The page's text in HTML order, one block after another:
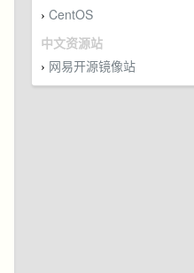
› CentOS
中文资源站
› 网易开源镜像站